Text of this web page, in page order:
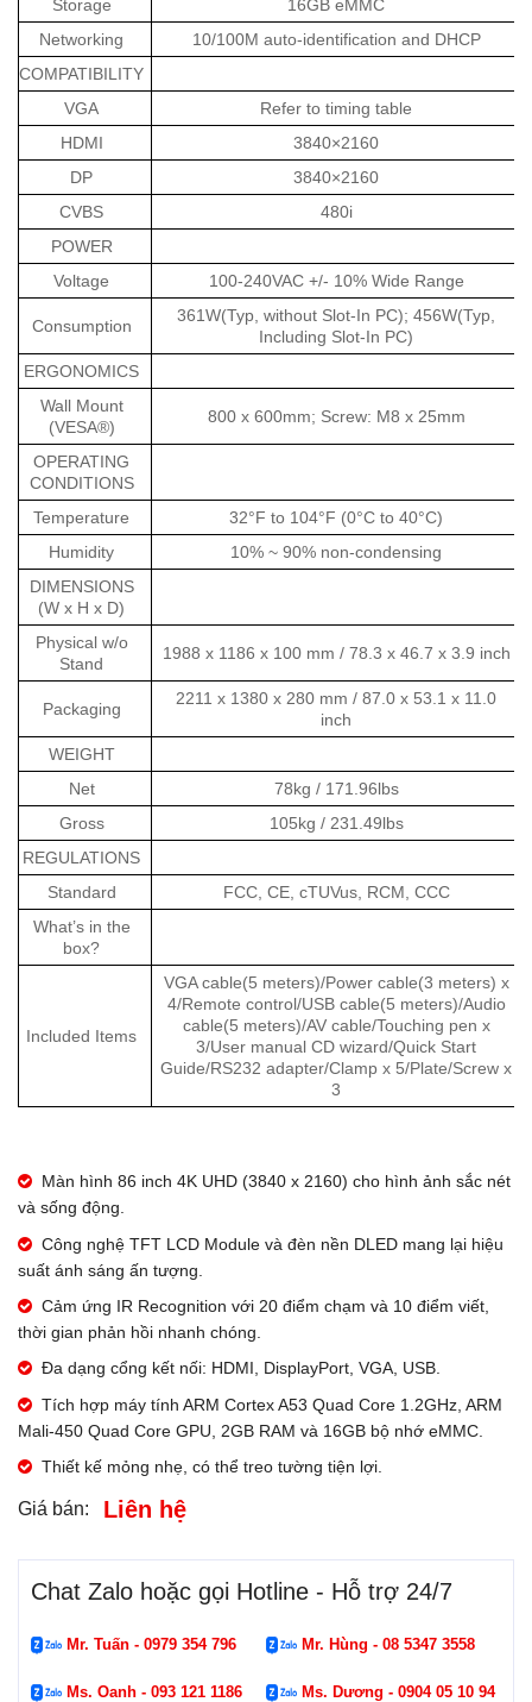
Storage
16GB eMMC
Networking
10/100M auto-identification and DHCP
COMPATIBILITY
VGA
Refer to timing table
HDMI
3840×2160
DP
3840×2160
CVBS
480i
POWER
Voltage
100-240VAC +/- 10% Wide Range
Consumption
361W(Typ, without Slot-In PC); 456W(Typ,
Including Slot-In PC)
ERGONOMICS
Wall Mount
(VESA®)
800 x 600mm; Screw: M8 x 25mm
OPERATING
CONDITIONS
Temperature
32°F to 104°F (0°C to 40°C)
Humidity
10% ~ 90% non-condensing
DIMENSIONS
(W x H x D)
Physical w/o
Stand
1988 x 1186 x 100 mm / 78.3 x 46.7 x 3.9 inch
Packaging
2211 x 1380 x 280 mm / 87.0 x 53.1 x 11.0
inch
WEIGHT
Net
78kg / 171.96lbs
Gross
105kg / 231.49lbs
REGULATIONS
Standard
FCC, CE, cTUVus, RCM, CCC
What’s in the
box?
Included Items
VGA cable(5 meters)/Power cable(3 meters) x
4/Remote control/USB cable(5 meters)/Audio
cable(5 meters)/AV cable/Touching pen x
3/User manual CD wizard/Quick Start
Guide/RS232 adapter/Clamp x 5/Plate/Screw x
3
Màn hình 86 inch 4K UHD (3840 x 2160) cho hình ảnh sắc nét
và sống động.
Công nghệ TFT LCD Module và đèn nền DLED mang lại hiệu
suất ánh sáng ấn tượng.
Cảm ứng IR Recognition với 20 điểm chạm và 10 điểm viết,
thời gian phản hồi nhanh chóng.
Đa dạng cổng kết nối: HDMI, DisplayPort, VGA, USB.
Tích hợp máy tính ARM Cortex A53 Quad Core 1.2GHz, ARM
Mali-450 Quad Core GPU, 2GB RAM và 16GB bộ nhớ eMMC.
Thiết kế mỏng nhẹ, có thể treo tường tiện lợi.
Giá bán: Liên hệ
Chat Zalo hoặc gọi Hotline - Hỗ trợ 24/7
Mr. Tuấn - 0979 354 796 Mr. Hùng - 08 5347 3558
Ms. Oanh - 093 121 1186 Ms. Dương - 0904 05 10 94